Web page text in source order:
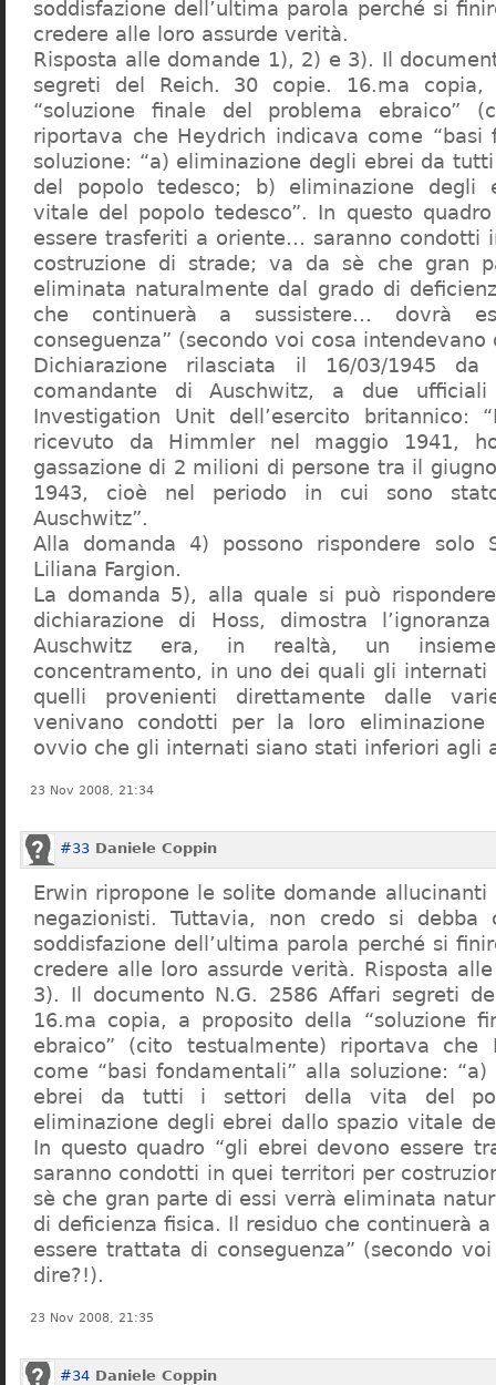
soddisfazione dell’ultima parola perché si
credere alle loro assurde verità.
Risposta alle domande 1), 2) e 3). Il
segreti del Reich. 30 copie. 16.ma copia,
“soluzione finale del problema ebraico”
riportava che Heydrich indicava come “basi
soluzione: “a) eliminazione degli ebrei da
del popolo tedesco; b) eliminazione degli
vitale del popolo tedesco”. In questo
essere trasferiti a oriente… saranno condotti
costruzione di strade; va da sè che gran
eliminata naturalmente dal grado di
che continuerà a sussistere… dovrà
conseguenza” (secondo voi cosa intendevano
Dichiarazione rilasciata il 16/03/1945
comandante di Auschwitz, a due
Investigation Unit dell’esercito britannico:
ricevuto da Himmler nel maggio 1941,
gassazione di 2 milioni di persone tra il
1943, cioè nel periodo in cui sono
Auschwitz”.
Alla domanda 4) possono rispondere solo
Liliana Fargion.
La domanda 5), alla quale si può
dichiarazione di Hoss, dimostra
Auschwitz era, in realtà, un
concentramento, in uno dei quali gli
quelli provenienti direttamente dalle
venivano condotti per la loro eliminazione
ovvio che gli internati siano stati inferiori agli
23 Nov 2008, 21:34
#33 Daniele Coppin
Erwin ripropone le solite domande
negazionisti. Tuttavia, non credo si debba
soddisfazione dell’ultima parola perché si
credere alle loro assurde verità. Risposta
3). Il documento N.G. 2586 Affari segreti
16.ma copia, a proposito della “soluzione
ebraico” (cito testualmente) riportava che
come “basi fondamentali” alla soluzione:
ebrei da tutti i settori della vita del
eliminazione degli ebrei dallo spazio vitale
In questo quadro “gli ebrei devono essere
saranno condotti in quei territori per
sè che gran parte di essi verrà eliminata
di deficienza fisica. Il residuo che continuerà
essere trattata di conseguenza” (secondo
dire?!).
23 Nov 2008, 21:35
#34 Daniele Coppin